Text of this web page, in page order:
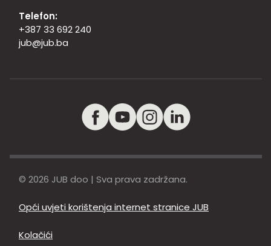
Telefon:
+387 33 692 240
jub@jub.ba
© 2026 JUB doo | Sva prava zadržana.
Opći uvjeti korištenja internet stranice JUB
Kolačići